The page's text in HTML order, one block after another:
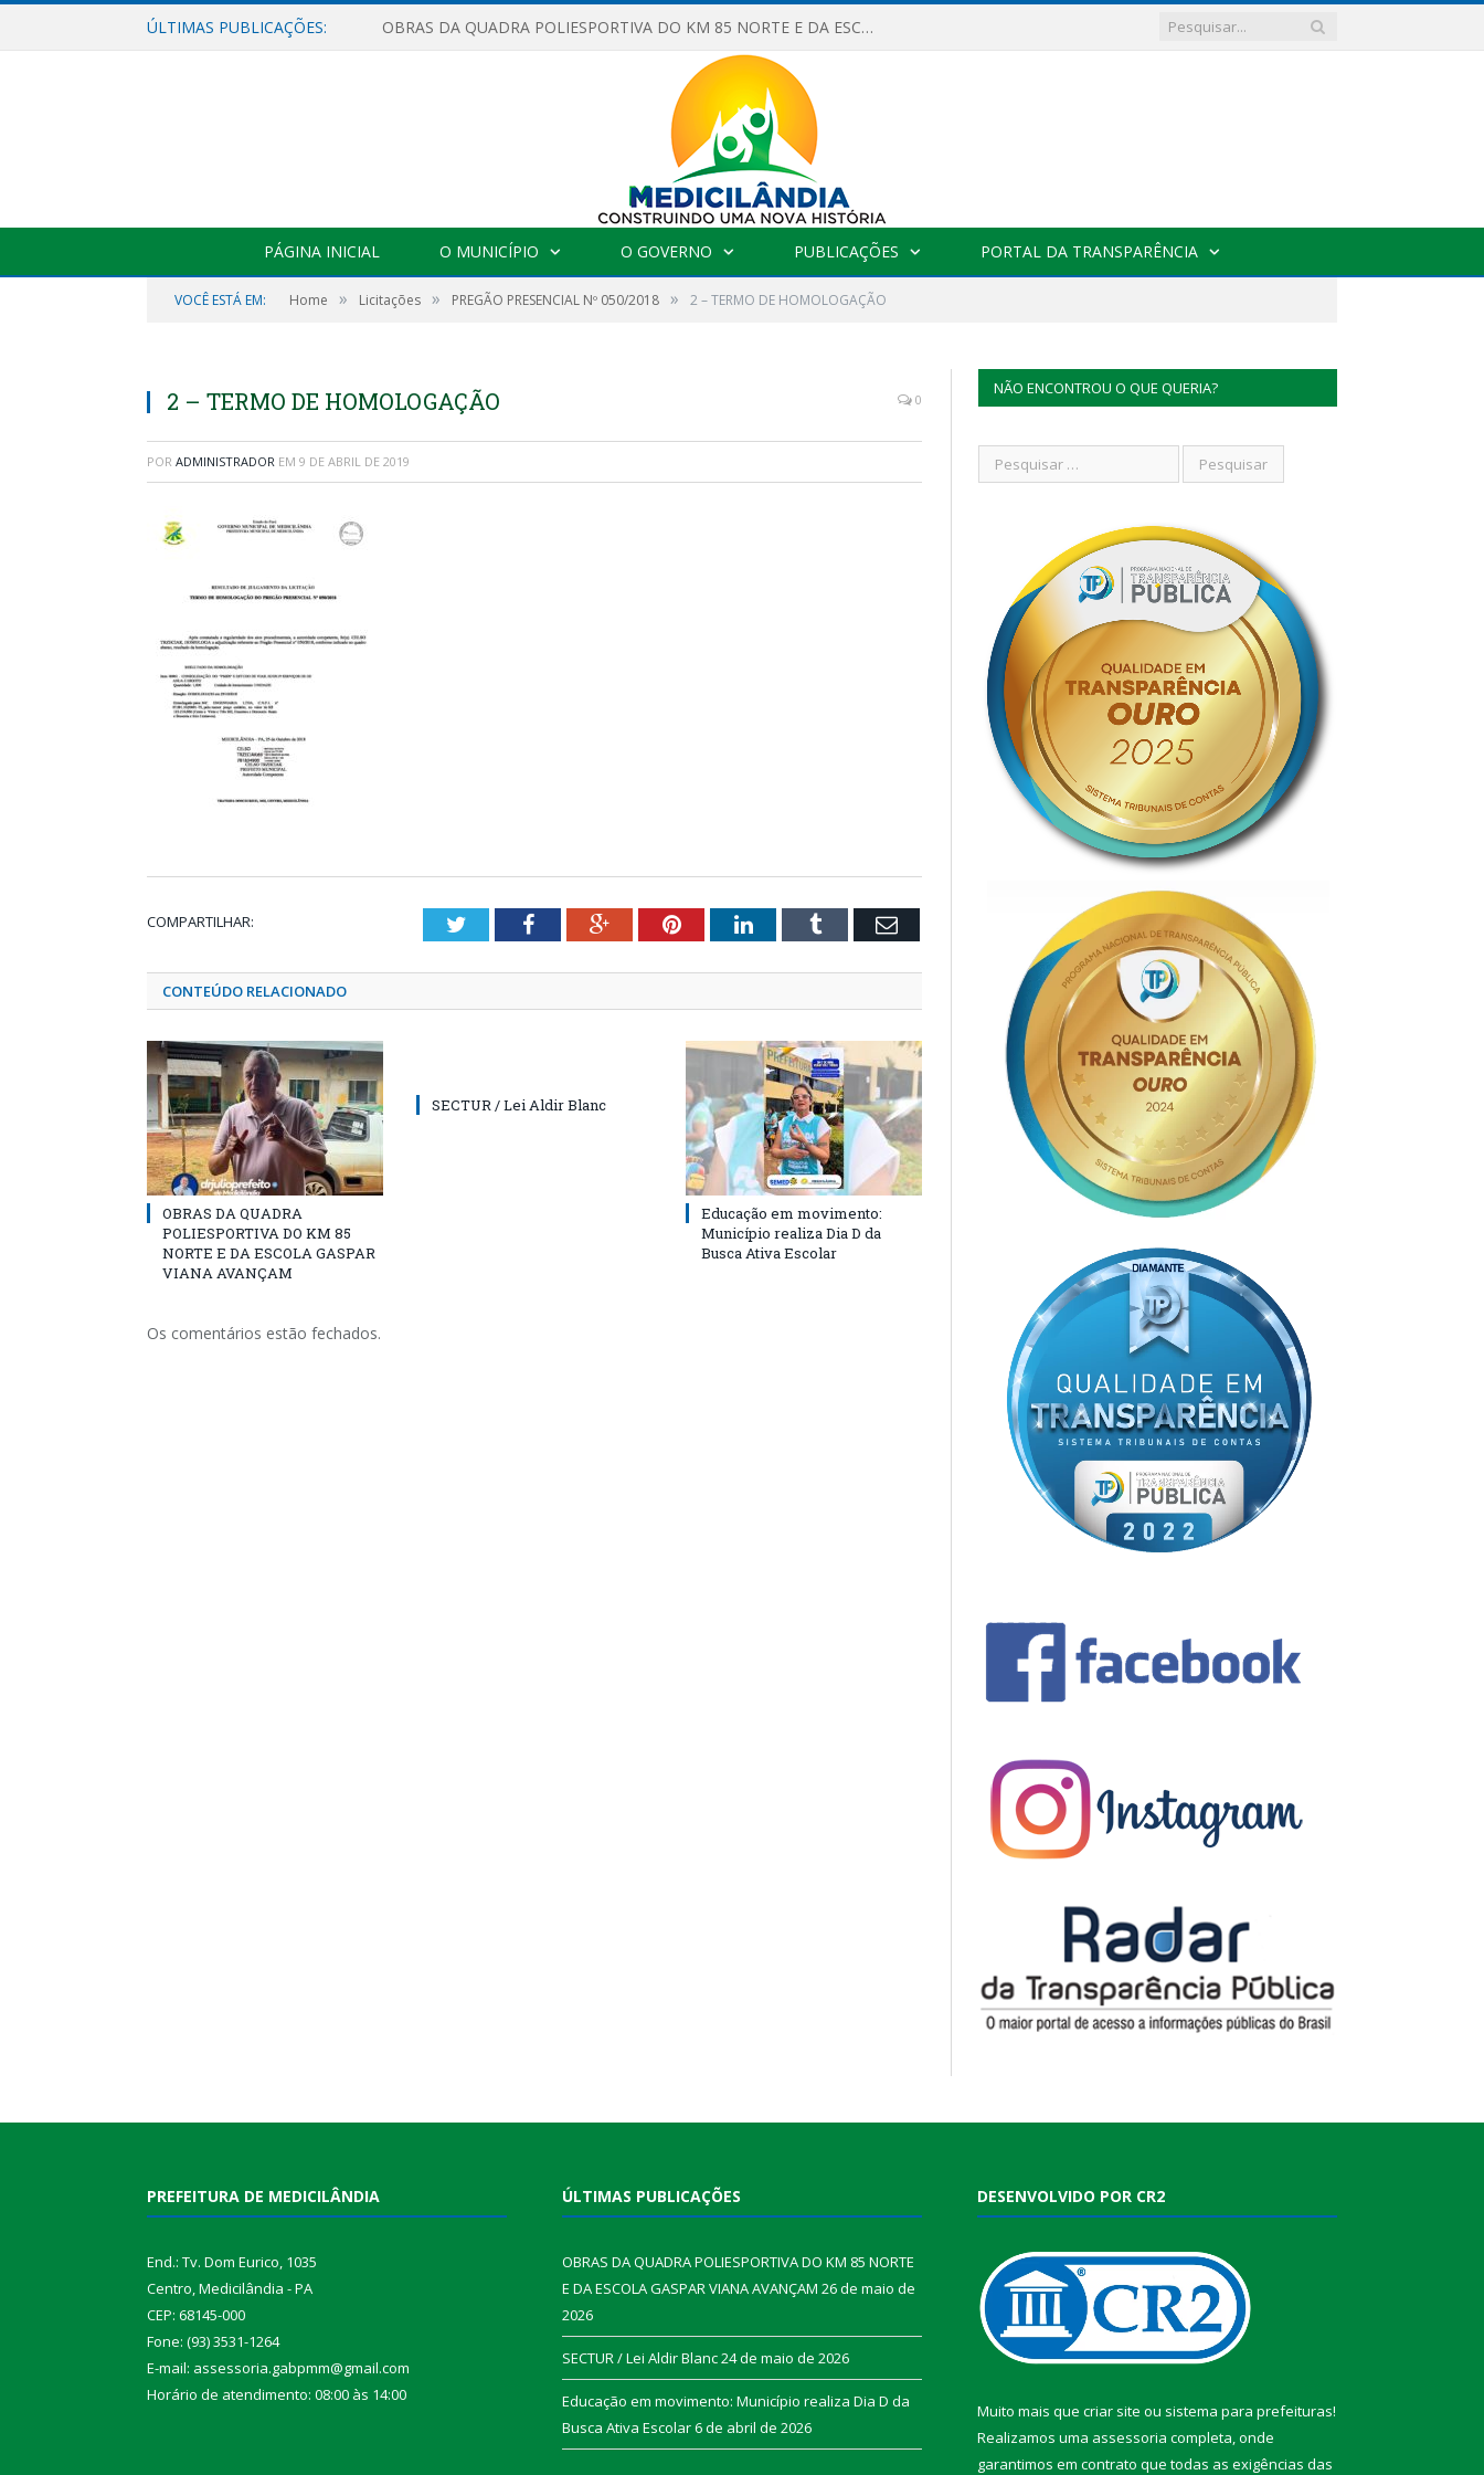
ÚLTIMAS PUBLICAÇÕES: OBRAS DA QUADRA POLIESPORTIVA DO KM 85 NORTE E DA ESCOLA GASPAR VIANA AVANÇAM
PÁGINA INICIAL O MUNICÍPIO O GOVERNO PUBLICAÇÕES PORTAL DA TRANSPARÊNCIA
VOCÊ ESTÁ EM: Home » Licitações » PREGÃO PRESENCIAL Nº 050/2018 » 2 – TERMO DE HOMOLOGAÇÃO
2 – TERMO DE HOMOLOGAÇÃO 0
POR ADMINISTRADOR EM 9 DE ABRIL DE 2019
COMPARTILHAR: TwitterFacebookGoogle+PinterestLinkedInTumblr Email
CONTEÚDO RELACIONADO
OBRAS DA QUADRA
POLIESPORTIVA DO KM 85
NORTE E DA ESCOLA GASPAR
VIANA AVANÇAM
SECTUR / Lei Aldir Blanc
Educação em movimento:
Município realiza Dia D da
Busca Ativa Escolar
Os comentários estão fechados.
NÃO ENCONTROU O QUE QUERIA?
PREFEITURA DE MEDICILÂNDIA
End.: Tv. Dom Eurico, 1035
Centro, Medicilândia - PA
CEP: 68145-000
Fone: (93) 3531-1264
E-mail: assessoria.gabpmm@gmail.com
Horário de atendimento: 08:00 às 14:00
ÚLTIMAS PUBLICAÇÕES
OBRAS DA QUADRA POLIESPORTIVA DO KM 85 NORTE
E DA ESCOLA GASPAR VIANA AVANÇAM 26 de maio de
2026
SECTUR / Lei Aldir Blanc24 de maio de 2026
Educação em movimento: Município realiza Dia D da
Busca Ativa Escolar6 de abril de 2026
DESENVOLVIDO POR CR2
Muito mais que criar site ou sistema para prefeituras!
Realizamos uma assessoria completa, onde
garantimos em contrato que todas as exigências das